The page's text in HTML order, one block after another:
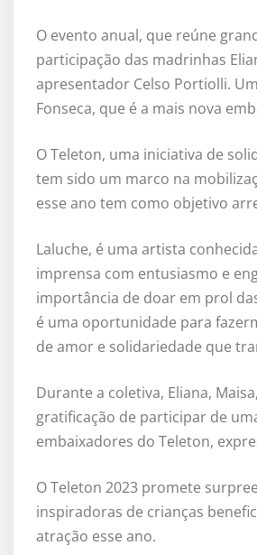
O evento anual, que reúne
participação das madrinhas
apresentador Celso Portiolli.
Fonseca, que é a mais nova
O Teleton, uma iniciativa de
tem sido um marco na
esse ano tem como objetivo
Laluche, é uma artista
imprensa com entusiasmo e
importância de doar em prol
é uma oportunidade para
de amor e solidariedade que
Durante a coletiva, Eliana,
gratificação de participar de
embaixadores do Teleton,
O Teleton 2023 promete
inspiradoras de crianças
atração esse ano.